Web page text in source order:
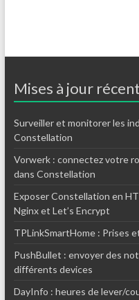
Mises à jour
Surveiller et monitorer les
Constellation
Vorwerk : connectez votre
dans Constellation
Exposer Constellation en
Nginx et Let’s Encrypt
TPLinkSmartHome : Prises
PushBullet : envoyer des
différents devices
DayInfo : heures de lever/